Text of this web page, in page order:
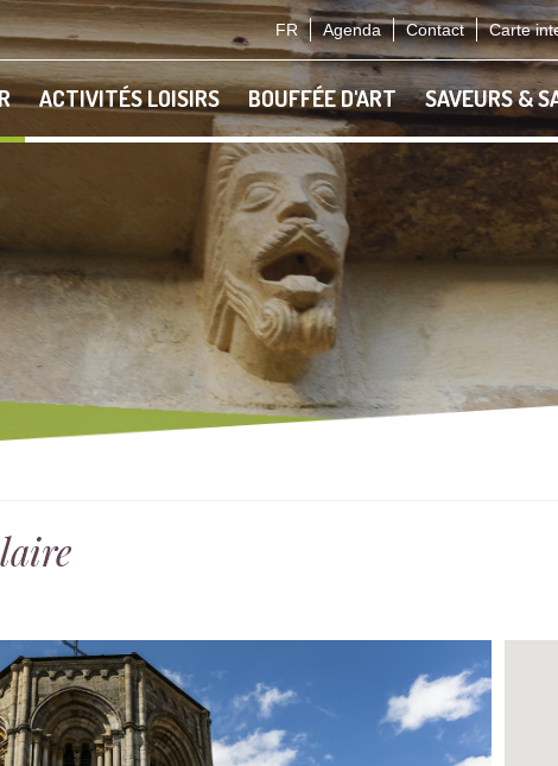
FR Agenda Contact Carte
ACTIVITÉS LOISIRS BOUFFÉE D'ART SAVEURS &